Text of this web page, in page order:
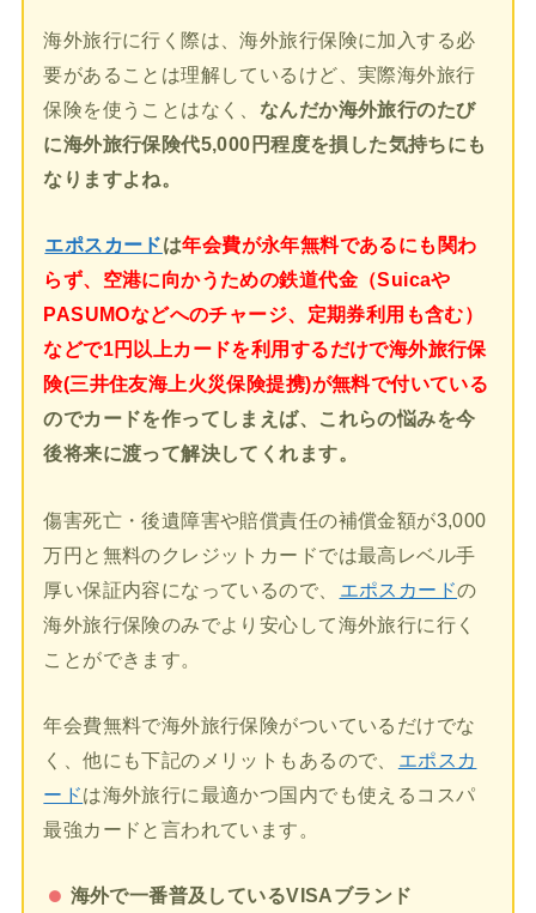
海外旅行に行く際は、海外旅行保険に加入する必
要があることは理解しているけど、実際海外旅行
保険を使うことはなく、 なんだか海外旅行のたび
に海外旅行保険代5,000円程度を損した気持ちにも
なりますよね。
エポスカードは年会費が永年無料であるにも関わ
らず、空港に向かうための鉄道代金（Suicaや
PASUMOなどへのチャージ、定期券利用も含む）
などで1円以上カードを利用するだけで海外旅行保
険(三井住友海上火災保険提携)が無料で付いている
のでカードを作ってしまえば、これらの悩みを今
後将来に渡って解決してくれます。
傷害死亡・後遺障害や賠償責任の補償金額が3,000
万円と無料のクレジットカードでは最高レベル手
厚い保証内容になっているので、
エポスカードの
海外旅行保険のみでより安心して海外旅行に行く
ことができます。
年会費無料で海外旅行保険がついているだけでな
く、他にも下記のメリットもあるので、
エポスカ
ードは海外旅行に最適かつ国内でも使えるコスパ
最強カードと言われています。
海外で一番普及しているVISAブランド